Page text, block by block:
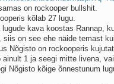
lõuna, ida, lääs
kaja
lained
on rockooper bullshit.
kõlab 27 lugu.
lugude kava koostas Rannap,
siis on see ehe näide temast
Nõgisto on rockooperis
ainult 1 ja seegi mitte livena,
Nõgisto kõige õnnestunum